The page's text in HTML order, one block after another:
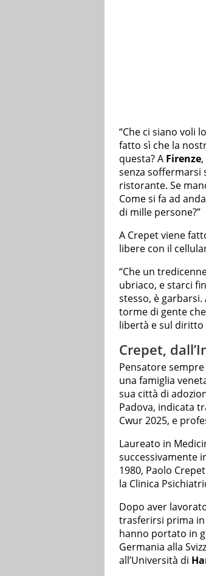
“Che ci siano voli
fatto sì che la
questa? A Firenze,
senza soffermarsi
ristorante. Se
Come si fa ad
di mille persone?”
A Crepet viene
libere con il
“Che un
ubriaco, e starci
stesso, è garbarsi.
torme di gente
libertà e sul diritto
Crepet,
Pensatore
una famiglia
sua città di
Padova, indicata
Cwur 2025, e
Laureato in
successivamente
1980, Paolo
la Clinica
Dopo aver
trasferirsi prima
hanno portato in
Germania alla
all’Università di